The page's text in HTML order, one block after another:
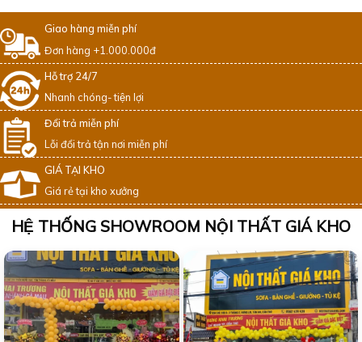
Giao hàng miễn phí
Đơn hàng +1.000.000đ
Hỗ trợ 24/7
Nhanh chóng- tiện lợi
Đổi trả miễn phí
Lỗi đổi trả tận nơi miễn phí
GIÁ TẠI KHO
Giá rẻ tại kho xưởng
HỆ THỐNG SHOWROOM NỘI THẤT GIÁ KHO